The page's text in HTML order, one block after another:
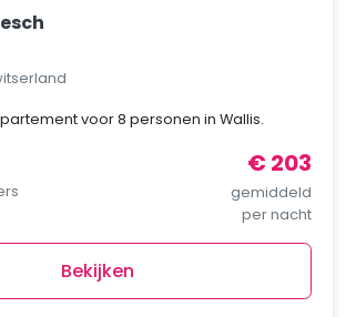
voor 8 personen in Wallis.
€ 203
gemiddeld
per nacht
Bekijken